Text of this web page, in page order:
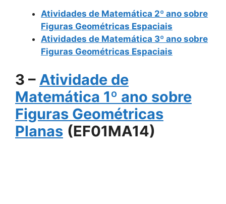
Atividades de Matemática 2º ano sobre
Figuras Geométricas Espaciais
Atividades de Matemática 3º ano sobre
Figuras Geométricas Espaciais
3 – Atividade de
Matemática 1º ano sobre
Figuras Geométricas
Planas (EF01MA14)